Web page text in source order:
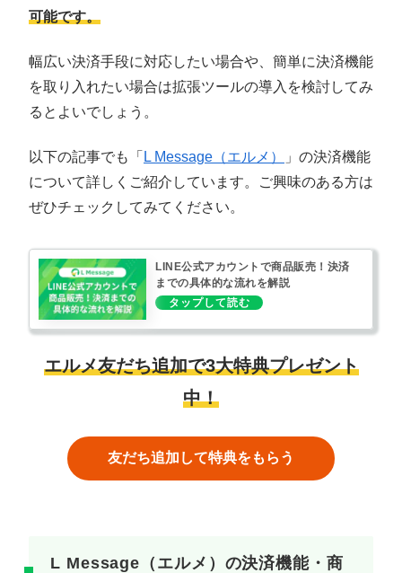
可能です。
幅広い決済手段に対応したい場合や、簡単に決済機能
を取り入れたい場合は拡張ツールの導入を検討してみ
るとよいでしょう。
以下の記事でも「 L Message（エルメ）
」の決済機能
について詳しくご紹介しています。ご興味のある方は
ぜひチェックしてみてください。
LINE公式アカウントで商品販売！決済
までの具体的な流れを解説
エルメ友だち追加で3大特典プレゼント
中！
友だち追加して特典をもらう
L Message（エルメ）の決済機能・商